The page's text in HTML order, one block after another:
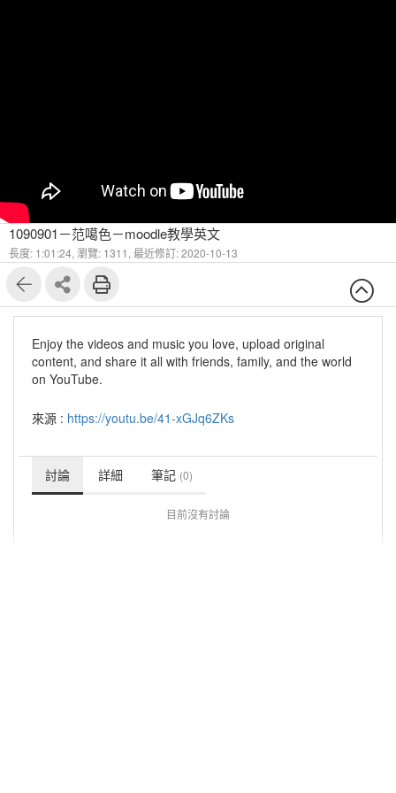
1090901－范噶色－moodle教學英文
長度: 1:01:24, 瀏覽: 1311, 最近修訂: 2020-10-13
Enjoy the videos and music you love, upload original
content, and share it all with friends, family, and the world
on YouTube.
來源 : https://youtu.be/41-xGJq6ZKs
討論 詳細 筆記 (0)
目前沒有討論